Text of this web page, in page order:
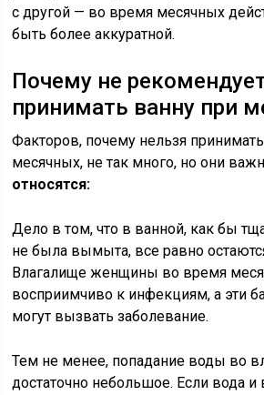
с другой — во время месячных
быть более аккуратной.
Почему не
принимать ванну при
Факторов, почему нельзя
месячных, не так много, но они
относятся:
Дело в том, что в ванной, как бы
не была вымыта, все равно
Влагалище женщины во время
восприимчиво к инфекциям, а эти
могут вызвать заболевание.
Тем не менее, попадание воды во
достаточно небольшое. Если вода и